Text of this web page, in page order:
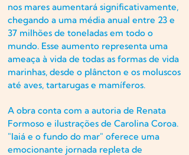
nos mares aumentará significativamente,
chegando a uma média anual entre 23 e
37 milhões de toneladas em todo o
mundo. Esse aumento representa uma
ameaça à vida de todas as formas de vida
marinhas, desde o plâncton e os moluscos
até aves, tartarugas e mamíferos.
A obra conta com a autoria de Renata
Formoso e ilustrações de Carolina Coroa.
"Iaiá e o fundo do mar" oferece uma
emocionante jornada repleta de